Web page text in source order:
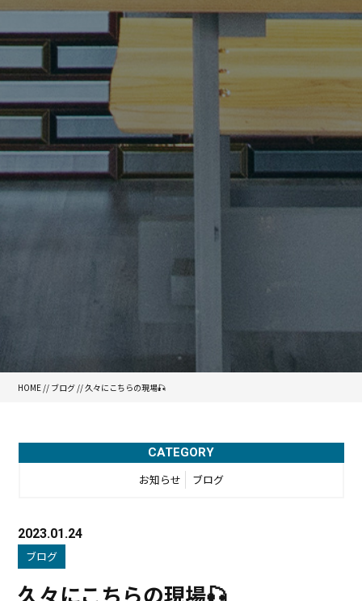
HOME // ブログ // 久々にこちらの現場🎣
CATEGORY
お知らせ ブログ
2023.01.24
ブログ
久々にこちらの現場🎣